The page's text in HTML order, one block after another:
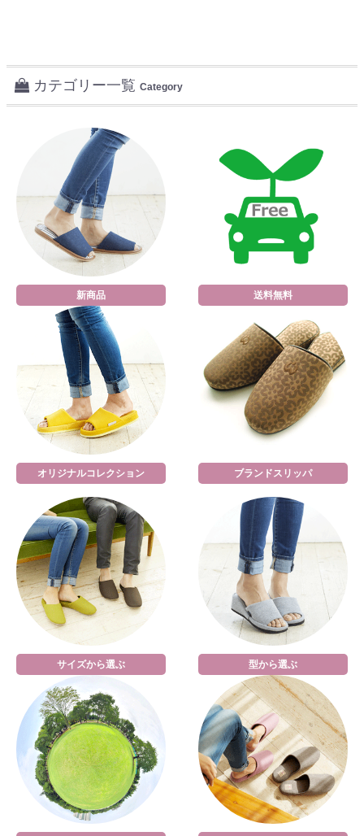
カテゴリー一覧 Category
新商品 送料無料
オリジナルコレクション ブランドスリッパ
サイズから選ぶ 型から選ぶ